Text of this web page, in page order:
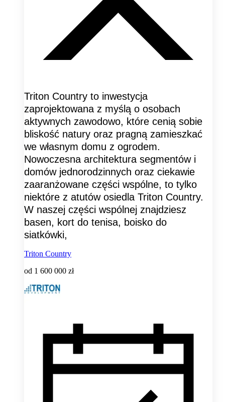
Triton Country to inwestycja
zaprojektowana z myślą o osobach
aktywnych zawodowo, które cenią sobie
bliskość natury oraz pragną zamieszkać
we własnym domu z ogrodem.
Nowoczesna architektura segmentów i
domów jednorodzinnych oraz ciekawie
zaaranżowane części wspólne, to tylko
niektóre z atutów osiedla Triton Country.
W naszej części wspólnej znajdziesz
basen, kort do tenisa, boisko do
siatkówki,
Triton Country
od 1 600 000 zł